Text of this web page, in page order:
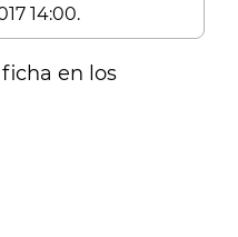
14:00.
en los